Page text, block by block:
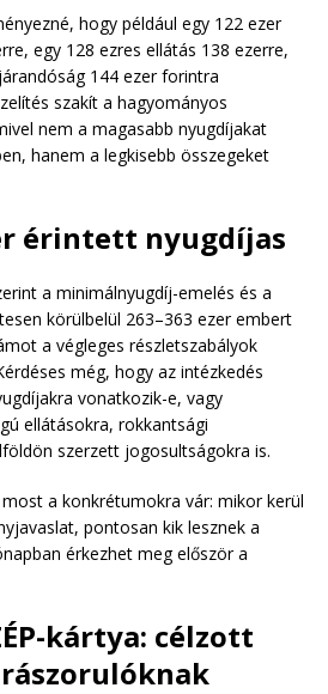
hogy például egy 122 ezer
egy 128 ezres ellátás 138 ezerre,
144 ezer forintra
szakít a hagyományos
nem a magasabb nyugdíjakat
hanem a legkisebb összegeket
érintett nyugdíjas
a minimálnyugdíj-emelés és a
körülbelül 263–363 ezer embert
a végleges részletszabályok
még, hogy az intézkedés
vonatkozik-e, vagy
ellátásokra, rokkantsági
szerzett jogosultságokra is.
a konkrétumokra vár: mikor kerül
pontosan kik lesznek a
érkezhet meg először a
kártya: célzott